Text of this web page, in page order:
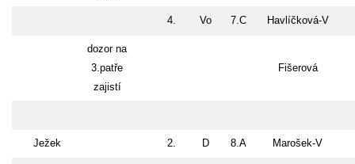
4. Vo 7.C Havlíčková-V
dozor na
3.patře
zajistí
Fišerová
Ježek 2. D 8.A Marošek-V